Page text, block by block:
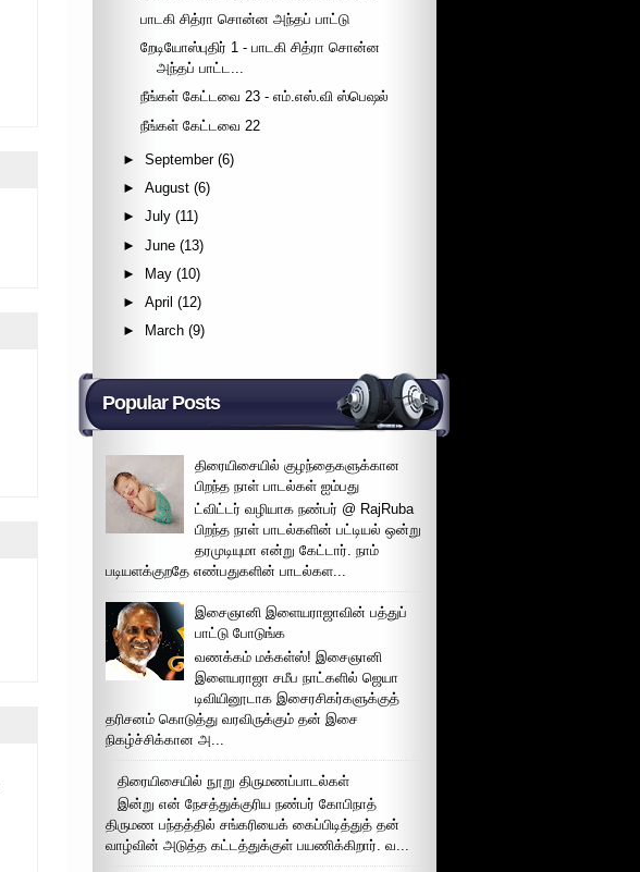
பாடகி சித்ரா சொன்ன அந்தப் பாட்டு
றேடியோஸ்புதிர் 1 - பாடகி சித்ரா சொன்ன
அந்தப் பாட்ட...
நீங்கள் கேட்டவை 23 - எம்.எஸ்.வி ஸ்பெஷல்
நீங்கள் கேட்டவை 22
►September (6)
►August (6)
►July (11)
►June (13)
►
May (10)
►April (12)
►
March (9)
Popular Posts
திரையிசையில் குழந்தைகளுக்கான
பிறந்த நாள் பாடல்கள் ஐம்பது
ட்விட்டர் வழியாக நண்பர் @ RajRuba
பிறந்த நாள் பாடல்களின் பட்டியல் ஒன்று
தரமுடியுமா என்று கேட்டார். நாம்
படியளக்குறதே எண்பதுகளின் பாடல்கள...
இசைஞானி இளையராஜாவின் பத்துப்
பாட்டு போடுங்க
வணக்கம் மக்கள்ஸ்! இசைஞானி
இளையராஜா சமீப நாட்களில் ஜெயா
டிவியினூடாக இசைரசிகர்களுக்குத்
தரிசனம் கொடுத்து வரவிருக்கும் தன் இசை
நிகழ்ச்சிக்கான அ...
திரையிசையில் நூறு திருமணப்பாடல்கள்
இன்று என் நேசத்துக்குரிய நண்பர் கோபிநாத்
திருமண பந்தத்தில் சங்கரியைக் கைப்பிடித்துத் தன்
வாழ்வின் அடுத்த கட்டத்துக்குள் பயணிக்கிறார். வ...